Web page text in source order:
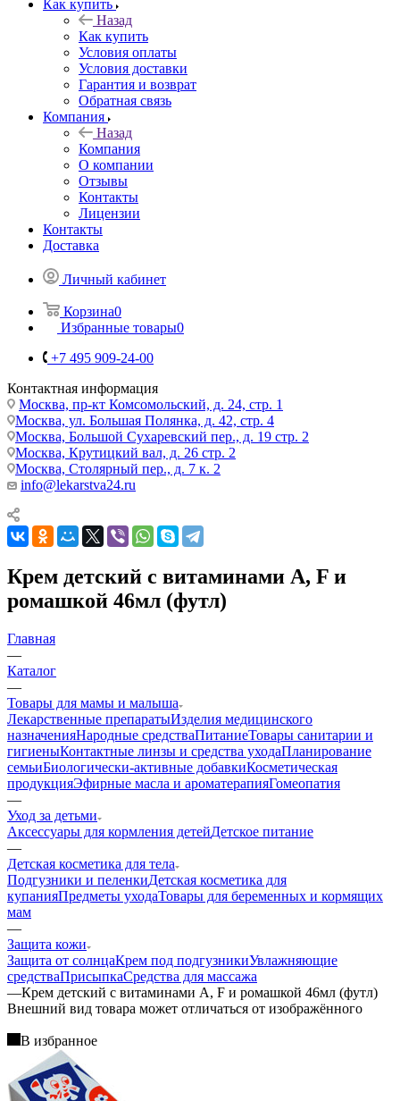
Как купить
Назад
Как купить
Условия оплаты
Условия доставки
Гарантия и возврат
Обратная связь
Компания
Назад
Компания
О компании
Отзывы
Контакты
Лицензии
Контакты
Доставка
Личный кабинет
Корзина0
Избранные товары0
+7 495 909-24-00
Контактная информация
Москва, пр-кт Комсомольский, д. 24, стр. 1
Москва, ул. Большая Полянка, д. 42, стр. 4
Москва, Большой Сухаревский пер., д. 19 стр. 2
Москва, Крутицкий вал, д. 26 стр. 2
Москва, Столярный пер., д. 7 к. 2
info@lekarstva24.ru
Крем детский с витаминами A, F и
ромашкой 46мл (футл)
Главная
—
Каталог
—
Товары для мамы и малыша
Лекарственные препаратыИзделия медицинского
назначенияНародные средстваПитаниеТовары санитарии и
гигиеныКонтактные линзы и средства уходаПланирование
семьиБиологически-активные добавкиКосметическая
продукцияЭфирные масла и ароматерапияГомеопатия
—
Уход за детьми
Аксессуары для кормления детейДетское питание
—
Детская косметика для тела
Подгузники и пеленкиДетская косметика для
купанияПредметы уходаТовары для беременных и кормящих
мам
—
Защита кожи
Защита от солнцаКрем под подгузникиУвлажняющие
средстваПрисыпкаСредства для массажа
—Крем детский с витаминами A, F и ромашкой 46мл (футл)
Bнешний вид товара может отличаться от изображённого
В избранное